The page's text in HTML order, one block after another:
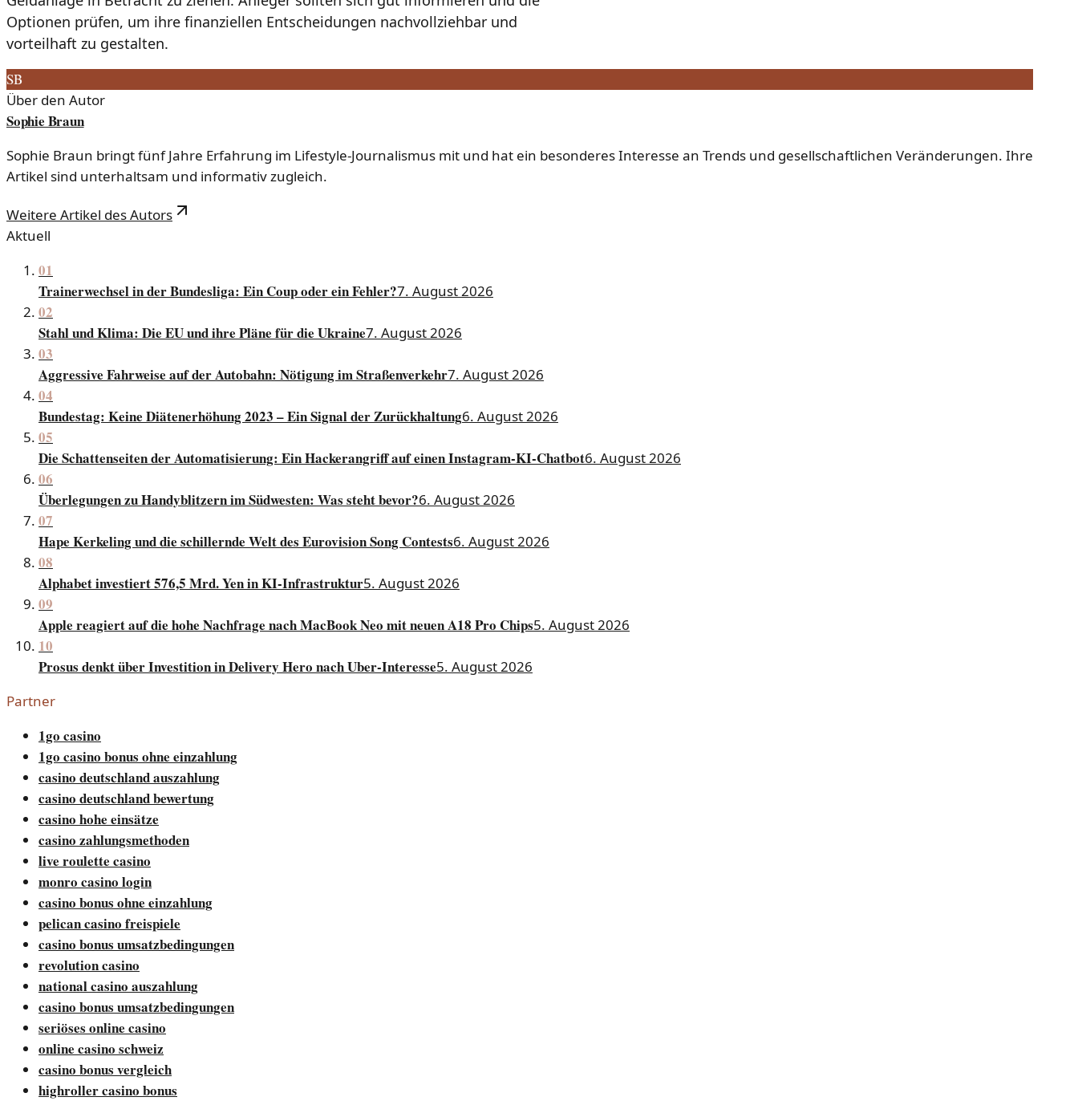
Optionen prüfen, um ihre finanziellen Entscheidungen nachvollziehbar und
vorteilhaft zu gestalten.
SB
Über den Autor
Sophie Braun
Sophie Braun bringt fünf Jahre Erfahrung im Lifestyle-Journalismus mit und hat ein besonderes Interesse an Trends und gesellschaftlichen Veränderungen. Ihre
Artikel sind unterhaltsam und informativ zugleich.
Weitere Artikel des Autors
Aktuell
01
Trainerwechsel in der Bundesliga: Ein Coup oder ein Fehler?7. August 2026
02
Stahl und Klima: Die EU und ihre Pläne für die Ukraine7. August 2026
03
Aggressive Fahrweise auf der Autobahn: Nötigung im Straßenverkehr7. August 2026
04
Bundestag: Keine Diätenerhöhung 2023 – Ein Signal der Zurückhaltung6. August 2026
05
Die Schattenseiten der Automatisierung: Ein Hackerangriff auf einen Instagram-KI-Chatbot6. August 2026
06
Überlegungen zu Handyblitzern im Südwesten: Was steht bevor?6. August 2026
07
Hape Kerkeling und die schillernde Welt des Eurovision Song Contests6. August 2026
08
Alphabet investiert 576,5 Mrd. Yen in KI-Infrastruktur5. August 2026
09
Apple reagiert auf die hohe Nachfrage nach MacBook Neo mit neuen A18 Pro Chips5. August 2026
10
Prosus denkt über Investition in Delivery Hero nach Uber-Interesse5. August 2026
Partner
1go casino
1go casino bonus ohne einzahlung
casino deutschland auszahlung
casino deutschland bewertung
casino hohe einsätze
casino zahlungsmethoden
live roulette casino
monro casino login
casino bonus ohne einzahlung
pelican casino freispiele
casino bonus umsatzbedingungen
revolution casino
national casino auszahlung
casino bonus umsatzbedingungen
seriöses online casino
online casino schweiz
casino bonus vergleich
highroller casino bonus